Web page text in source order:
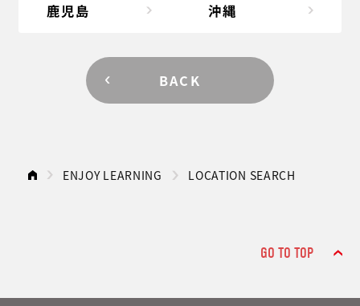
鹿児島 沖縄
BACK
ENJOY LEARNING LOCATION SEARCH
GO TO TOP